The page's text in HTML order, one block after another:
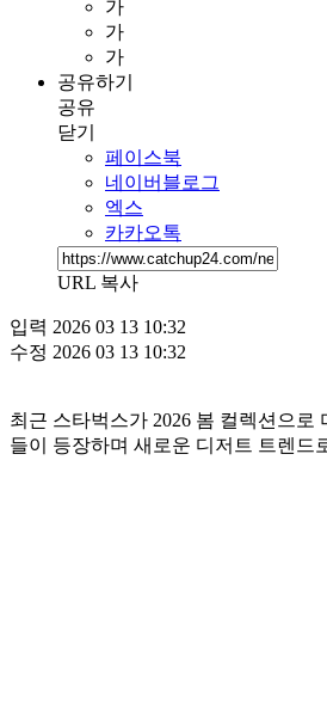
가
가
가
공유하기
공유
닫기
페이스북
네이버블로그
엑스
카카오톡
URL 복사
입력 2026 03 13 10:32
수정 2026 03 13 10:32
최근 스타벅스가 2026 봄 컬렉션으
들이 등장하며 새로운 디저트 트렌드